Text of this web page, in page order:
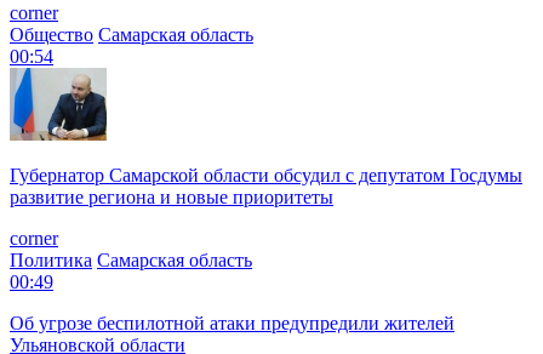
corner
Общество Самарская область
00:54
Губернатор Самарской области обсудил с депутатом Госдумы
развитие региона и новые приоритеты
corner
Политика Самарская область
00:49
Об угрозе беспилотной атаки предупредили жителей
Ульяновской области